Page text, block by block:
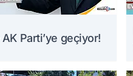
Parti’ye geçiyor!